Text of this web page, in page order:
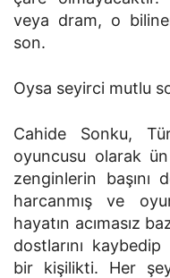
veya dram, o
son.
Oysa seyirci mutlu
Cahide Sonku,
oyuncusu olarak
zenginlerin başını
harcanmış ve
hayatın acımasız
dostlarını
bir kişilikti. Her